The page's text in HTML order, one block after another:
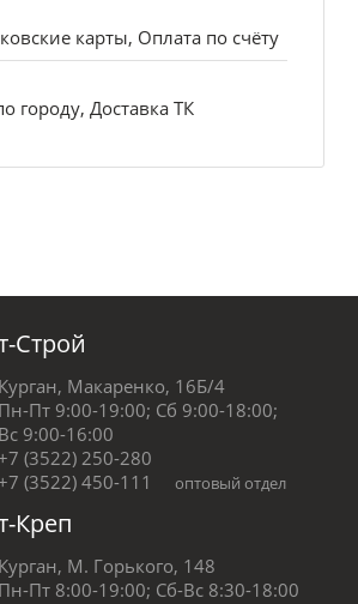
карты, Оплата по счёту
городу, Доставка ТК
Строй
Курган, Макаренко, 16Б/4
Пн-Пт 9:00-19:00; Сб 9:00-18:00;
Вс 9:00-16:00
(3522) 250-280
(3522) 450-111
оптовый отдел
Креп
Курган, М. Горького, 148
Пн-Пт 8:00-19:00; Сб-Вс 8:30-18:00